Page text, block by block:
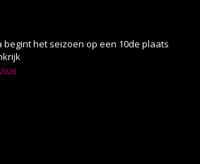
begint het seizoen op een 10de plaats